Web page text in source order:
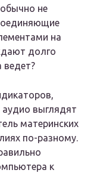
не
на
долго
ведет?
выглядят
материнских
по-разному.
к